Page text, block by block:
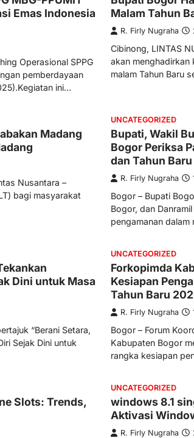
Emas Indonesia
Operasional SPPG
pemberdayaan
ini…
Malam Tahun
R. Firly Nugraha
Cibinong, LINTAS
akan menghadirkan
malam Tahun Baru
Madang
Nusantara –
bagi masyarakat
UNCATEGORIZED
Bupati, Wakil
Bogor Periksa
dan Tahun
R. Firly Nugraha
Bogor – Bupati
Bogor, dan
pengamanan
Dini untuk Masa
“Berani Setara,
Sejak Dini untuk
UNCATEGORIZED
Forkopimda
Kesiapan
Tahun Baru
R. Firly Nugraha
Bogor – Forum
Kabupaten Bogor
rangka kesiapan
Slots: Trends,
UNCATEGORIZED
windows 8.1
Aktivasi
R. Firly Nugraha